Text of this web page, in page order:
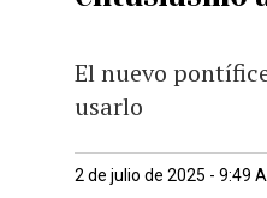
El nuevo
usarlo
2 de julio de 2025 - 9:49